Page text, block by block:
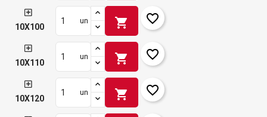
10X100
un shopping_cart favorite_border
10X110
un shopping_cart favorite_border
10X120
un shopping_cart favorite_border